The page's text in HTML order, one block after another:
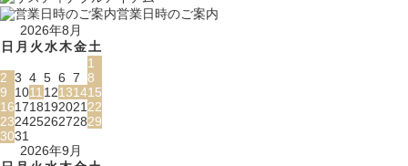
営業日時のご案内
2026年8月
日 月 火水木金土
1
2 3 4 5 6 7 8
9
101112131415
16171819202122
23242526272829
3031
2026年9月